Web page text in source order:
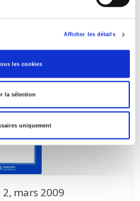
Afficher les détails
les cookies
la sélection
uniquement
2, mars 2009